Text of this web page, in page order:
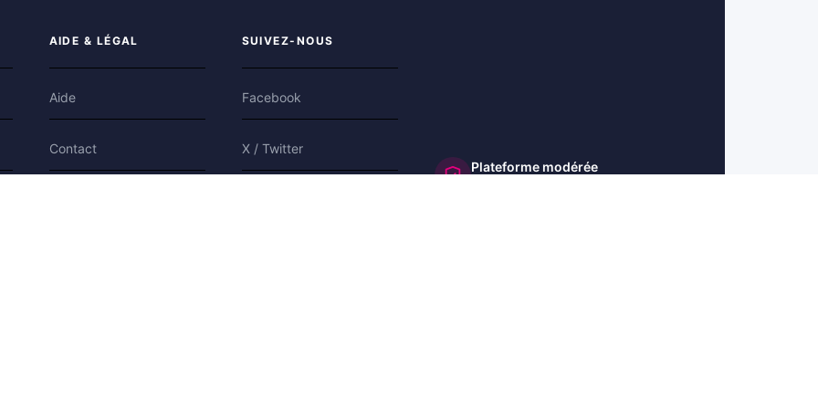
AIDE & LÉGAL
Aide
Contact
SUIVEZ-NOUS
Facebook
X / Twitter
Plateforme modérée